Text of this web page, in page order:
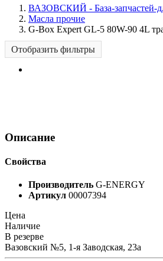
ВАЗОВСКИЙ - База-запчастей-
Масла прочие
G-Box Expert GL-5 80W-90 4L
Отобразить фильтры
Описание
Свойства
Производитель G-ENERGY
Артикул 00007394
Цена
Наличие
В резерве
Вазовский №5, 1-я Заводская, 23а